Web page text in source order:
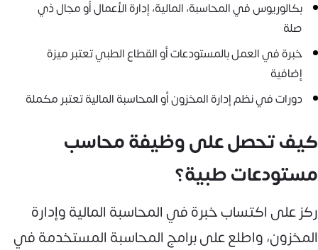
بكالوريوس في المحاسبة، المالية، إدارة الأعمال أو مجال ذي
صلة
خبرة في العمل بالمستودعات أو القطاع الطبي تعتبر ميزة
إضافية
دورات في نظم إدارة المخزون أو المحاسبة المالية تعتبر مكملة
كيف تحصل على وظيفة محاسب
مستودعات طبية؟
ركز على اكتساب خبرة في المحاسبة المالية وإدارة
المخزون، واطلع على برامج المحاسبة المستخدمة في